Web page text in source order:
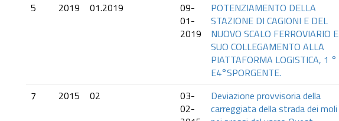
5 2019 01.2019
09-
01-
2019
POTENZIAMENTO DELLA
STAZIONE DI CAGIONI E DEL
NUOVO SCALO FERROVIARIO E
SUO COLLEGAMENTO ALLA
PIATTAFORMA LOGISTICA, 1 °
E4°SPORGENTE.
7 2015 02
03-
02-
Deviazione provvisoria della
carreggiata della strada dei moli